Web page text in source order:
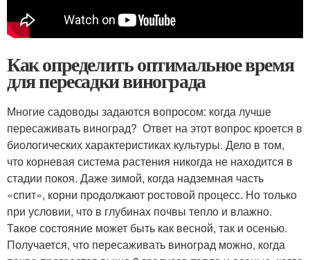
Как определить оптимальное время
для пересадки винограда
Многие садоводы задаются вопросом: когда лучше
пересаживать виноград? Ответ на этот вопрос кроется в
биологических характеристиках культуры. Дело в том,
что корневая система растения никогда не находится в
стадии покоя. Даже зимой, когда надземная часть
«спит», корни продолжают ростовой процесс. Но только
при условии, что в глубинах почвы тепло и влажно.
Такое состояние может быть как весной, так и осенью.
Получается, что пересаживать виноград можно, когда